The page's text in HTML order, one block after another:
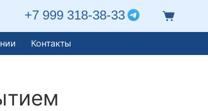
+7 999 318-38-33
Контакты